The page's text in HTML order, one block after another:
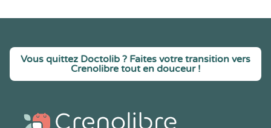
Vous quittez Doctolib ? Faites votre transition vers
Crenolibre tout en douceur !